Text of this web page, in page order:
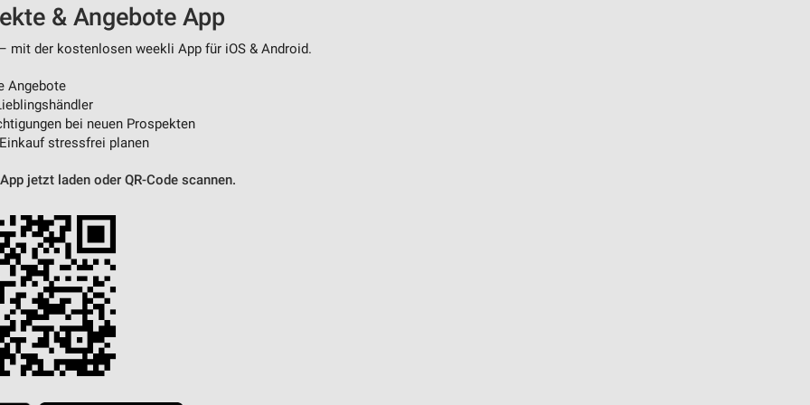
& Angebote App
der kostenlosen weekli App für iOS & Android.
Angebote
bei neuen Prospekten
stressfrei planen
jetzt laden oder QR-Code scannen.
Daten aus verschiedenen